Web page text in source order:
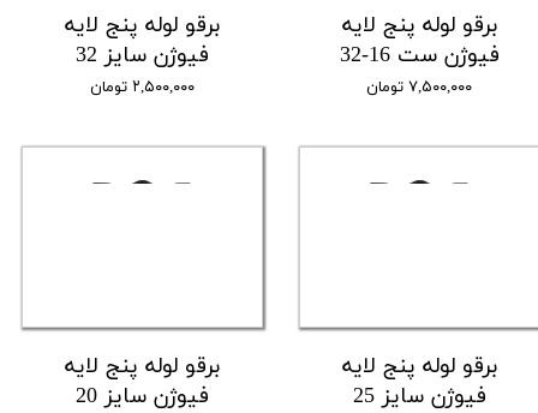
برقو لوله پنج لایه
فیوژن ست 16-32
۷,۵۰۰,۰۰۰ تومان
برقو لوله پنج لایه
فیوژن سایز 32
۲,۵۰۰,۰۰۰ تومان
برقو لوله پنج لایه
فیوژن سایز 25
برقو لوله پنج لایه
فیوژن سایز 20